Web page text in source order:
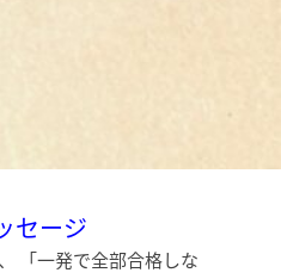
セージ
「一発で全部合格しな